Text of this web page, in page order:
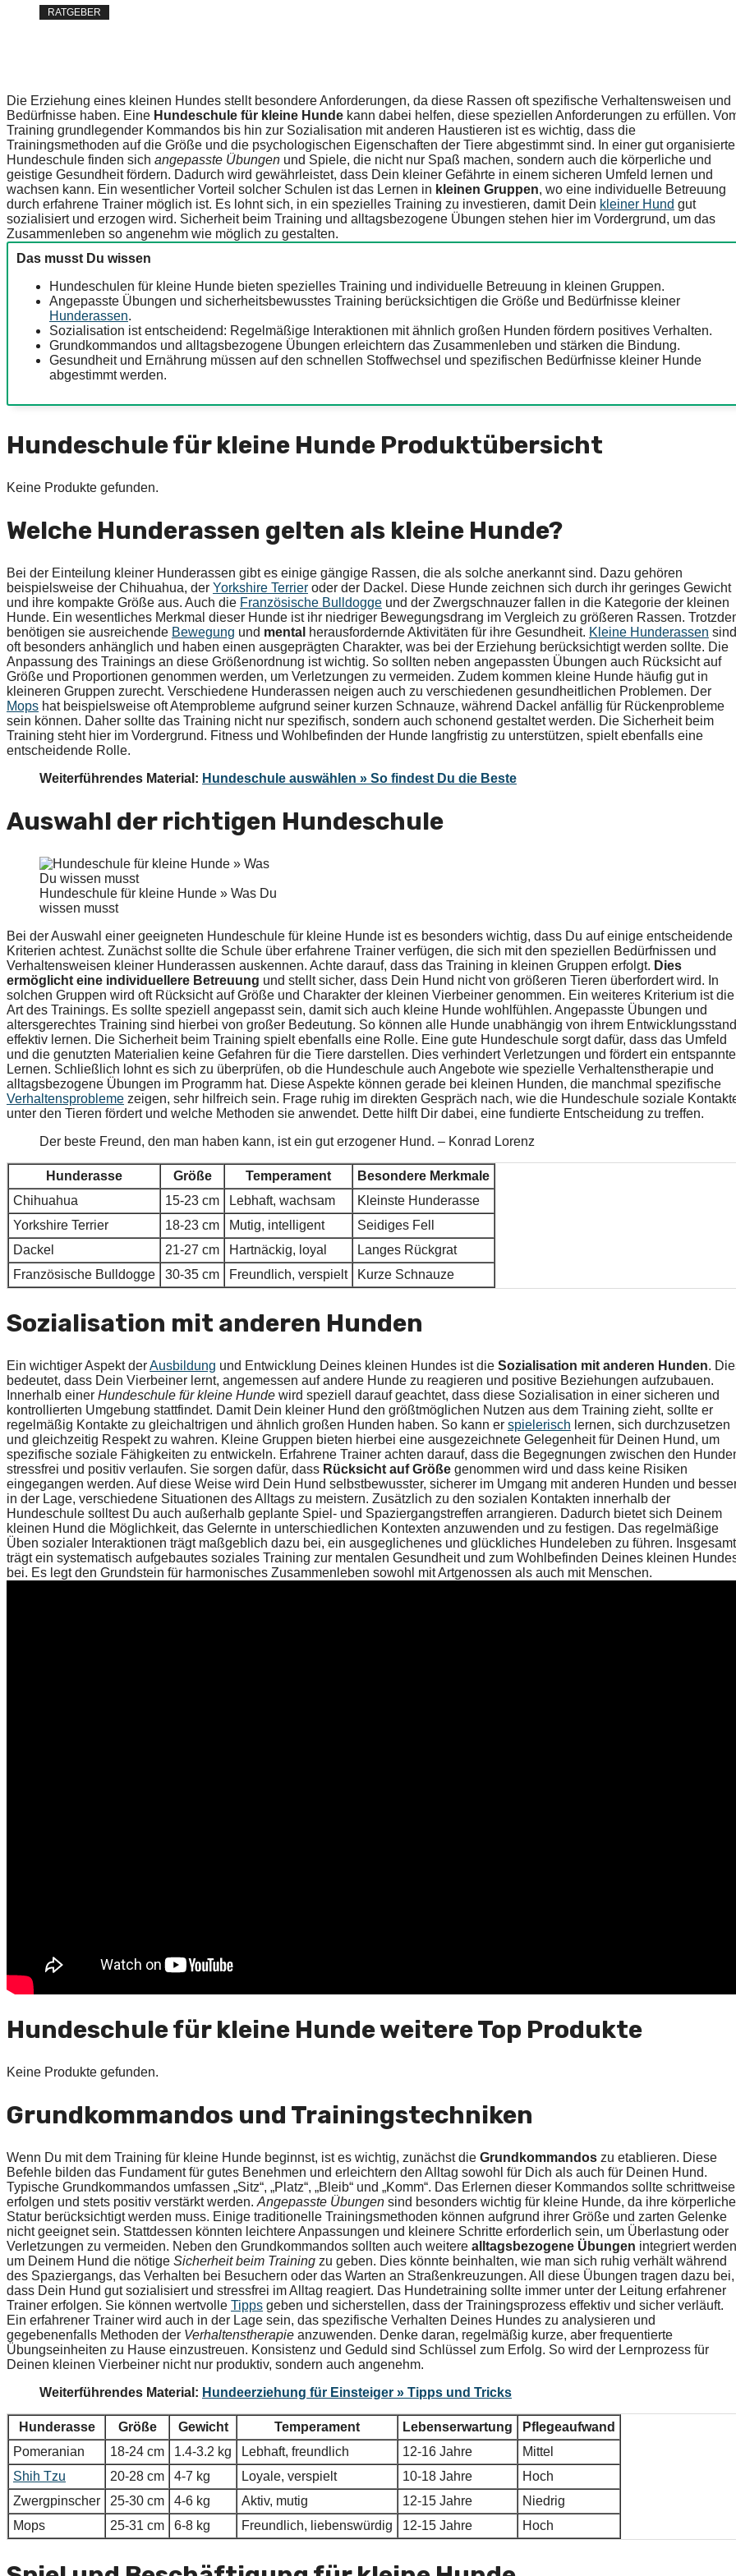
RATGEBER
Die Erziehung eines kleinen Hundes stellt besondere Anforderungen, da diese Rassen oft spezifische Verhaltensweisen und
Bedürfnisse haben. Eine Hundeschule für kleine Hunde kann dabei helfen, diese speziellen Anforderungen zu erfüllen.
Training grundlegender Kommandos bis hin zur Sozialisation mit anderen Haustieren ist es wichtig, dass die
Trainingsmethoden auf die Größe und die psychologischen Eigenschaften der Tiere abgestimmt sind. In einer gut
Hundeschule finden sich angepasste Übungen und Spiele, die nicht nur Spaß machen, sondern auch die körperliche und
geistige Gesundheit fördern. Dadurch wird gewährleistet, dass Dein kleiner Gefährte in einem sicheren Umfeld lernen und
wachsen kann. Ein wesentlicher Vorteil solcher Schulen ist das Lernen in kleinen Gruppen, wo eine individuelle Betreuung
durch erfahrene Trainer möglich ist. Es lohnt sich, in ein spezielles Training zu investieren, damit Dein kleiner Hund gut
sozialisiert und erzogen wird. Sicherheit beim Training und alltagsbezogene Übungen stehen hier im Vordergrund, um das
Zusammenleben so angenehm wie möglich zu gestalten.
Das musst Du wissen
Hundeschulen für kleine Hunde bieten spezielles Training und individuelle Betreuung in kleinen Gruppen.
Angepasste Übungen und sicherheitsbewusstes Training berücksichtigen die Größe und Bedürfnisse kleiner
Hunderassen.
Sozialisation ist entscheidend: Regelmäßige Interaktionen mit ähnlich großen Hunden fördern positives Verhalten.
Grundkommandos und alltagsbezogene Übungen erleichtern das Zusammenleben und stärken die Bindung.
Gesundheit und Ernährung müssen auf den schnellen Stoffwechsel und spezifischen Bedürfnisse kleiner Hunde
abgestimmt werden.
Hundeschule für kleine Hunde Produktübersicht
Keine Produkte gefunden.
Welche Hunderassen gelten als kleine Hunde?
Bei der Einteilung kleiner Hunderassen gibt es einige gängige Rassen, die als solche anerkannt sind. Dazu gehören
beispielsweise der Chihuahua, der Yorkshire Terrier oder der Dackel. Diese Hunde zeichnen sich durch ihr geringes Gewicht
und ihre kompakte Größe aus. Auch die Französische Bulldogge und der Zwergschnauzer fallen in die Kategorie der kleinen
Hunde. Ein wesentliches Merkmal dieser Hunde ist ihr niedriger Bewegungsdrang im Vergleich zu größeren Rassen.
benötigen sie ausreichende Bewegung und mental herausfordernde Aktivitäten für ihre Gesundheit. Kleine Hunderassen sind
oft besonders anhänglich und haben einen ausgeprägten Charakter, was bei der Erziehung berücksichtigt werden sollte. Die
Anpassung des Trainings an diese Größenordnung ist wichtig. So sollten neben angepassten Übungen auch Rücksicht auf
Größe und Proportionen genommen werden, um Verletzungen zu vermeiden. Zudem kommen kleine Hunde häufig gut in
kleineren Gruppen zurecht. Verschiedene Hunderassen neigen auch zu verschiedenen gesundheitlichen Problemen. Der
Mops hat beispielsweise oft Atemprobleme aufgrund seiner kurzen Schnauze, während Dackel anfällig für Rückenprobleme
sein können. Daher sollte das Training nicht nur spezifisch, sondern auch schonend gestaltet werden. Die Sicherheit beim
Training steht hier im Vordergrund. Fitness und Wohlbefinden der Hunde langfristig zu unterstützen, spielt ebenfalls eine
entscheidende Rolle.
Weiterführendes Material: Hundeschule auswählen » So findest Du die Beste
Auswahl der richtigen Hundeschule
Hundeschule für kleine Hunde » Was Du
wissen musst
Bei der Auswahl einer geeigneten Hundeschule für kleine Hunde ist es besonders wichtig, dass Du auf einige entscheidende
Kriterien achtest. Zunächst sollte die Schule über erfahrene Trainer verfügen, die sich mit den speziellen Bedürfnissen und
Verhaltensweisen kleiner Hunderassen auskennen. Achte darauf, dass das Training in kleinen Gruppen erfolgt. Dies
ermöglicht eine individuellere Betreuung und stellt sicher, dass Dein Hund nicht von größeren Tieren überfordert wird. In
solchen Gruppen wird oft Rücksicht auf Größe und Charakter der kleinen Vierbeiner genommen. Ein weiteres Kriterium ist die
Art des Trainings. Es sollte speziell angepasst sein, damit sich auch kleine Hunde wohlfühlen. Angepasste Übungen und
altersgerechtes Training sind hierbei von großer Bedeutung. So können alle Hunde unabhängig von ihrem Entwicklungsstand
effektiv lernen. Die Sicherheit beim Training spielt ebenfalls eine Rolle. Eine gute Hundeschule sorgt dafür, dass das Umfeld
und die genutzten Materialien keine Gefahren für die Tiere darstellen. Dies verhindert Verletzungen und fördert ein
Lernen. Schließlich lohnt es sich zu überprüfen, ob die Hundeschule auch Angebote wie spezielle Verhaltenstherapie und
alltagsbezogene Übungen im Programm hat. Diese Aspekte können gerade bei kleinen Hunden, die manchmal spezifische
Verhaltensprobleme zeigen, sehr hilfreich sein. Frage ruhig im direkten Gespräch nach, wie die Hundeschule soziale
unter den Tieren fördert und welche Methoden sie anwendet. Dette hilft Dir dabei, eine fundierte Entscheidung zu treffen.
Der beste Freund, den man haben kann, ist ein gut erzogener Hund. – Konrad Lorenz
Hunderasse Größe Temperament
Besondere Merkmale
Chihuahua
15-23 cm Lebhaft, wachsam
Kleinste Hunderasse
Yorkshire Terrier
18-23 cm Mutig, intelligent
Seidiges Fell
Dackel
21-27 cm Hartnäckig, loyal
Langes Rückgrat
Französische Bulldogge
30-35 cm Freundlich, verspielt Kurze Schnauze
Sozialisation mit anderen Hunden
Ein wichtiger Aspekt derAusbildung und Entwicklung Deines kleinen Hundes ist die Sozialisation mit anderen Hunden.
bedeutet, dass Dein Vierbeiner lernt, angemessen auf andere Hunde zu reagieren und positive Beziehungen aufzubauen.
Innerhalb einer Hundeschule für kleine Hunde wird speziell darauf geachtet, dass diese Sozialisation in einer sicheren und
kontrollierten Umgebung stattfindet. Damit Dein kleiner Hund den größtmöglichen Nutzen aus dem Training zieht, sollte er
regelmäßig Kontakte zu gleichaltrigen und ähnlich großen Hunden haben. So kann er spielerisch lernen, sich durchzusetzen
und gleichzeitig Respekt zu wahren. Kleine Gruppen bieten hierbei eine ausgezeichnete Gelegenheit für Deinen Hund, um
spezifische soziale Fähigkeiten zu entwickeln. Erfahrene Trainer achten darauf, dass die Begegnungen zwischen den
stressfrei und positiv verlaufen. Sie sorgen dafür, dass Rücksicht auf Größe genommen wird und dass keine Risiken
eingegangen werden. Auf diese Weise wird Dein Hund selbstbewusster, sicherer im Umgang mit anderen Hunden und
in der Lage, verschiedene Situationen des Alltags zu meistern. Zusätzlich zu den sozialen Kontakten innerhalb der
Hundeschule solltest Du auch außerhalb geplante Spiel- und Spaziergangstreffen arrangieren. Dadurch bietet sich Deinem
kleinen Hund die Möglichkeit, das Gelernte in unterschiedlichen Kontexten anzuwenden und zu festigen. Das regelmäßige
Üben sozialer Interaktionen trägt maßgeblich dazu bei, ein ausgeglichenes und glückliches Hundeleben zu führen. Insgesamt
trägt ein systematisch aufgebautes soziales Training zur mentalen Gesundheit und zum Wohlbefinden Deines kleinen
bei. Es legt den Grundstein für harmonisches Zusammenleben sowohl mit Artgenossen als auch mit Menschen.
Hundeschule für kleine Hunde weitere Top Produkte
Keine Produkte gefunden.
Grundkommandos und Trainingstechniken
Wenn Du mit dem Training für kleine Hunde beginnst, ist es wichtig, zunächst die Grundkommandos zu etablieren. Diese
Befehle bilden das Fundament für gutes Benehmen und erleichtern den Alltag sowohl für Dich als auch für Deinen Hund.
Typische Grundkommandos umfassen „Sitz“, „Platz“, „Bleib“ und „Komm“. Das Erlernen dieser Kommandos sollte schrittweise
erfolgen und stets positiv verstärkt werden. Angepasste Übungen sind besonders wichtig für kleine Hunde, da ihre körperliche
Statur berücksichtigt werden muss. Einige traditionelle Trainingsmethoden können aufgrund ihrer Größe und zarten Gelenke
nicht geeignet sein. Stattdessen könnten leichtere Anpassungen und kleinere Schritte erforderlich sein, um Überlastung oder
Verletzungen zu vermeiden. Neben den Grundkommandos sollten auch weitere alltagsbezogene Übungen integriert
um Deinem Hund die nötige Sicherheit beim Training zu geben. Dies könnte beinhalten, wie man sich ruhig verhält während
des Spaziergangs, das Verhalten bei Besuchern oder das Warten an Straßenkreuzungen. All diese Übungen tragen dazu bei,
dass Dein Hund gut sozialisiert und stressfrei im Alltag reagiert. Das Hundetraining sollte immer unter der Leitung erfahrener
Trainer erfolgen. Sie können wertvolle Tipps geben und sicherstellen, dass der Trainingsprozess effektiv und sicher verläuft.
Ein erfahrener Trainer wird auch in der Lage sein, das spezifische Verhalten Deines Hundes zu analysieren und
gegebenenfalls Methoden der Verhaltenstherapie anzuwenden. Denke daran, regelmäßig kurze, aber frequentierte
Übungseinheiten zu Hause einzustreuen. Konsistenz und Geduld sind Schlüssel zum Erfolg. So wird der Lernprozess für
Deinen kleinen Vierbeiner nicht nur produktiv, sondern auch angenehm.
Weiterführendes Material: Hundeerziehung für Einsteiger » Tipps und Tricks
Hunderasse Größe Gewicht Temperament Lebenserwartung
Pflegeaufwand
Pomeranian
18-24 cm 1.4-3.2 kg Lebhaft, freundlich 12-16 Jahre
Mittel
Shih Tzu
20-28 cm 4-7 kg Loyale, verspielt 10-18 Jahre
Hoch
Zwergpinscher
25-30 cm 4-6 kg Aktiv, mutig 12-15 Jahre
Niedrig
Mops
25-31 cm 6-8 kg Freundlich, liebenswürdig 12-15 Jahre Hoch